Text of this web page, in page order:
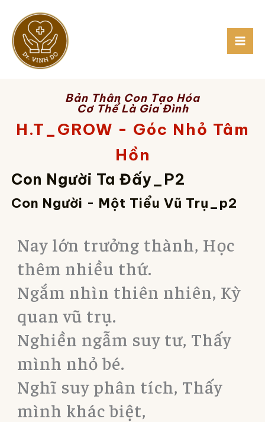
content
Bản Thân Con Tạo Hóa
Cơ Thể Là Gia Đình
H.T_GROW - Góc Nhỏ Tâm
Hồn
Con Người Ta Đấy_P2
Con Người - Một Tiểu Vũ Trụ_p2
Nay lớn trưởng thành, Học
thêm nhiều thứ.
Ngắm nhìn thiên nhiên, Kỳ
quan vũ trụ.
Nghiền ngẫm suy tư, Thấy
mình nhỏ bé.
Nghĩ suy phân tích, Thấy
mình khác biệt,